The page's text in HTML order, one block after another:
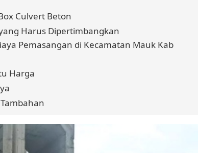
Culvert Beton
Harus Dipertimbangkan
Pemasangan di Kecamatan Mauk Kab
Harga